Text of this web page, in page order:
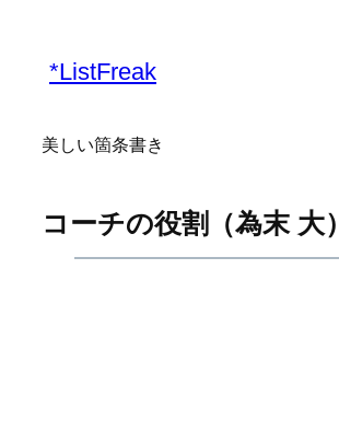
*ListFreak
美しい箇条書き
コーチの役割（為末 大）